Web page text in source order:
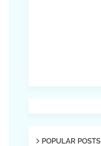
POPULAR POSTS